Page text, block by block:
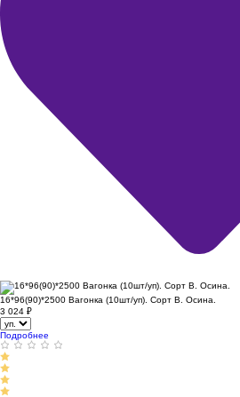
16*96(90)*2500 Вагонка (10шт/уп). Сорт В. Осина.
3 024 ₽
Подробнее